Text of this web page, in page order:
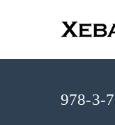
978-3-